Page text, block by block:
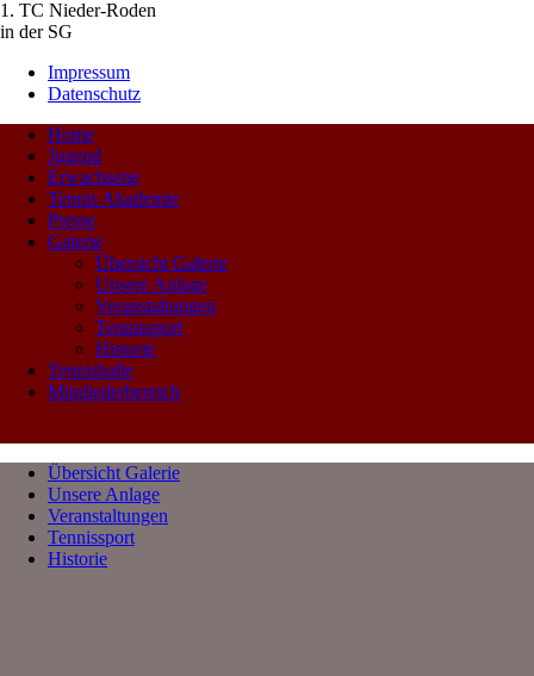
1. TC Nieder-Roden
in der SG
Impressum
Datenschutz
Home
Jugend
Erwachsene
Tennis Akademie
Presse
Galerie
Übersicht Galerie
Unsere Anlage
Veranstaltungen
Tennissport
Historie
Tennishalle
Mitgliederbereich
Übersicht Galerie
Unsere Anlage
Veranstaltungen
Tennissport
Historie